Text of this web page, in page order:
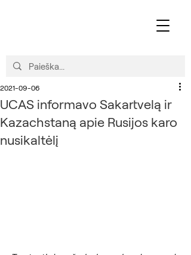
UCAS informavo Sakartvelą ir
Kazachstaną apie Rusijos karo
nusikaltėlį
2021-09-06